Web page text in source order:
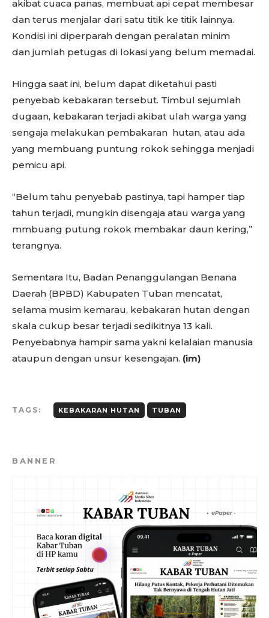
akibat cuaca panas, membuat api cepat membesar
dan terus menjalar dari satu titik ke titik lainnya.
Kondisi ini diperparah dengan peralatan minim
dan jumlah petugas di lokasi yang belum memadai.
Hingga saat ini, belum dapat diketahui pasti
penyebab kebakaran tersebut. Timbul sejumlah
dugaan, kebakaran terjadi akibat ulah warga yang
sengaja melakukan pembakaran hutan, atau ada
yang membuang puntung rokok sehingga menjadi
pemicu api.
“Belum tahu penyebab pastinya, tapi hamper tiap
tahun terjadi, mungkin disengaja atau warga yang
mmbuang putung rokok membakar daun kering,”
terangnya.
Sementara Itu, Badan Penanggulangan Benana
Daerah (BPBD) Kabupaten Tuban mencatat,
selama musim kemarau, kebakaran hutan dengan
skala cukup besar terjadi sedikitnya 13 kali.
Penyebabnya hampir sama yakni kelalaian manusia
ataupun dengan unsur kesengajan. (im)
TAGS: KEBAKARAN HUTAN TUBAN
BANNER